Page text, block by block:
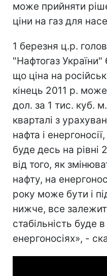
може прийняти
ціни на газ для
1 березня ц.р.
"Нафтогаз України"
що ціна на
кінець 2011 р.
дол. за 1 тис. куб.
кварталі з
нафта і
буде десь на рівні
від того, як
нафту, на
року може бути і
нижче, все
стабільність буде в
енергоносіях», -